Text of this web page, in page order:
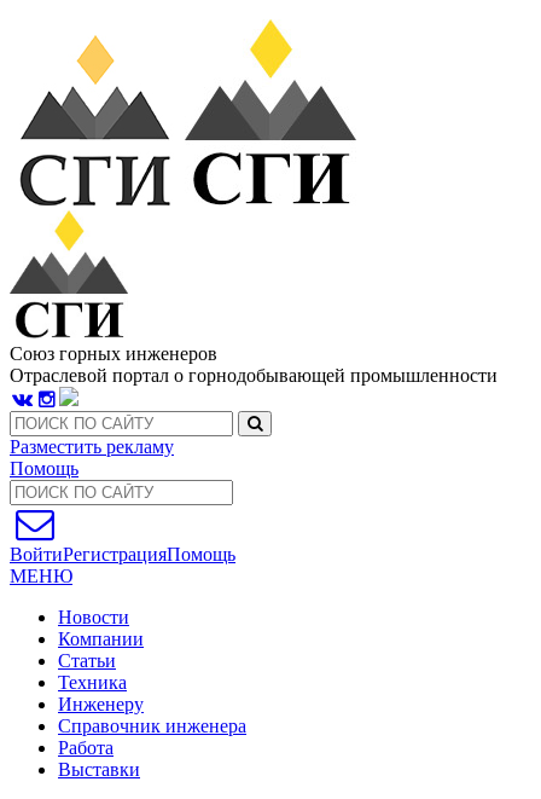
Союз горных инженеров
Отраслевой портал о горнодобывающей промышленности
Разместить рекламу
Помощь
ВойтиРегистрацияПомощь
МЕНЮ
Новости
Компании
Статьи
Техника
Инженеру
Справочник инженера
Работа
Выставки